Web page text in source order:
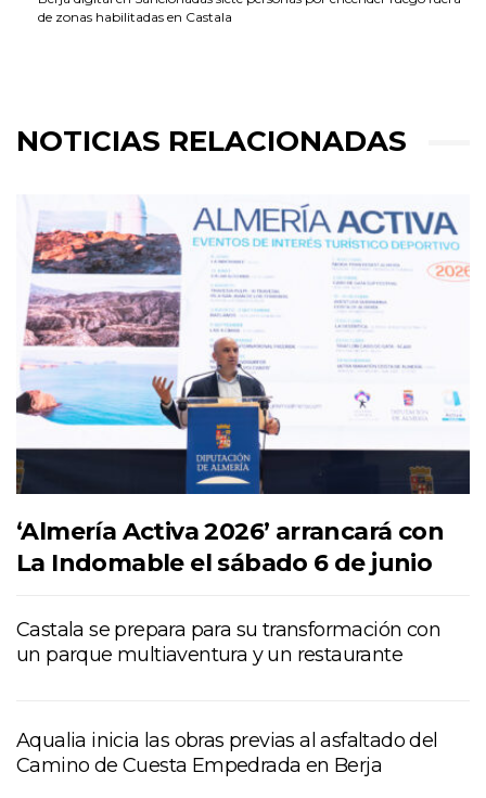
de zonas habilitadas en Castala
NOTICIAS RELACIONADAS
‘Almería Activa 2026’ arrancará con
La Indomable el sábado 6 de junio
Castala se prepara para su transformación con
un parque multiaventura y un restaurante
Aqualia inicia las obras previas al asfaltado del
Camino de Cuesta Empedrada en Berja